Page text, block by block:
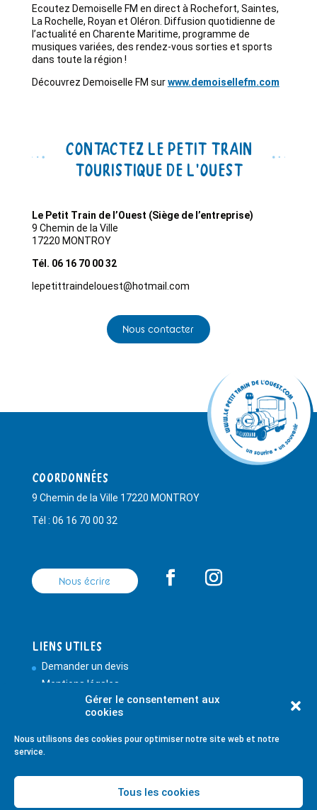
Gérer le consentement aux
cookies
Nous utilisons des cookies pour optimiser notre site web et notre
service.
Tous les cookies
Ecoutez Demoiselle FM en direct à Rochefort, Saintes,
La Rochelle, Royan et Oléron. Diffusion quotidienne de
l’actualité en Charente Maritime, programme de
musiques variées, des rendez-vous sorties et sports
dans toute la région !
Découvrez Demoiselle FM surwww.demoisellefm.com
Contactez Le Petit Train
touristique de l’Ouest
Le Petit Train de l’Ouest (Siège de l’entreprise)
9 Chemin de la Ville
17220 MONTROY
Tél. 06 16 70 00 32
lepetittraindelouest@hotmail.com
Nous contacter
Coordonnées
9 Chemin de la Ville 17220 MONTROY
Tél : 06 16 70 00 32
Nous écrire
Liens utiles
Demander un devis
Mentions légales
Politique de confidentialité
Politique de cookies (UE)
Plan de site